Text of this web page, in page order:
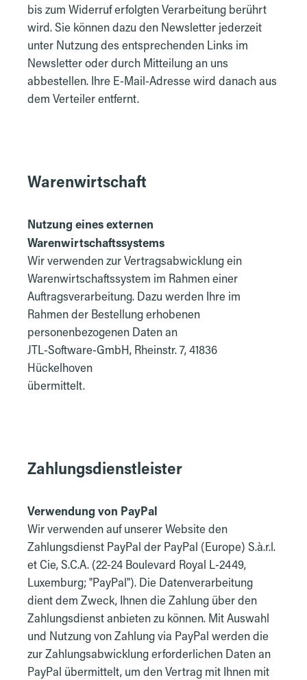
bis zum Widerruf erfolgten Verarbeitung berührt
wird. Sie können dazu den Newsletter jederzeit
unter Nutzung des entsprechenden Links im
Newsletter oder durch Mitteilung an uns
abbestellen. Ihre E-Mail-Adresse wird danach aus
dem Verteiler entfernt.
Warenwirtschaft
Nutzung eines externen
Warenwirtschaftssystems
Wir verwenden zur Vertragsabwicklung ein
Warenwirtschaftssystem im Rahmen einer
Auftragsverarbeitung. Dazu werden Ihre im
Rahmen der Bestellung erhobenen
personenbezogenen Daten an
JTL-Software-GmbH, Rheinstr. 7, 41836
Hückelhoven
übermittelt.
Zahlungsdienstleister
Verwendung von PayPal
Wir verwenden auf unserer Website den
Zahlungsdienst PayPal der PayPal (Europe) S.à.r.l.
et Cie, S.C.A. (22-24 Boulevard Royal L-2449,
Luxemburg; "PayPal"). Die Datenverarbeitung
dient dem Zweck, Ihnen die Zahlung über den
Zahlungsdienst anbieten zu können. Mit Auswahl
und Nutzung von Zahlung via PayPal werden die
zur Zahlungsabwicklung erforderlichen Daten an
PayPal übermittelt, um den Vertrag mit Ihnen mit